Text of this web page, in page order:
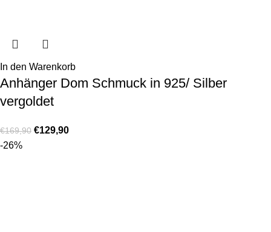
In den Warenkorb
Anhänger Dom Schmuck in 925/ Silber
vergoldet
€169,90 €129,90
-26%